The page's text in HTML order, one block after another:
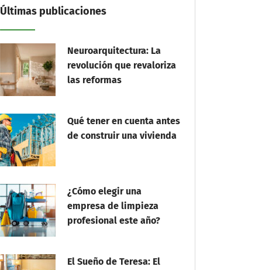
Últimas publicaciones
Neuroarquitectura: La
revolución que revaloriza
las reformas
Qué tener en cuenta antes
de construir una vivienda
¿Cómo elegir una
empresa de limpieza
profesional este año?
El Sueño de Teresa: El